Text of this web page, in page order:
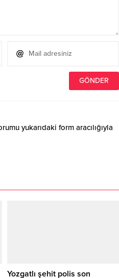
yukarıdaki form aracılığıyla
Yozgatlı şehit polis son